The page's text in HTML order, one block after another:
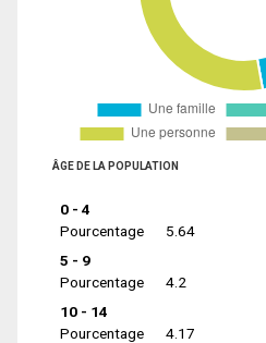
ÂGE DE LA POPULATION
0 - 4
Pourcentage
5.64
5 - 9
Pourcentage
4.2
10 - 14
Pourcentage
4.17